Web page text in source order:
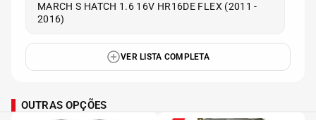
MARCH S HATCH 1.6 16V HR16DE FLEX (2011 -
2016)
VER LISTA COMPLETA
OUTRAS OPÇÕES